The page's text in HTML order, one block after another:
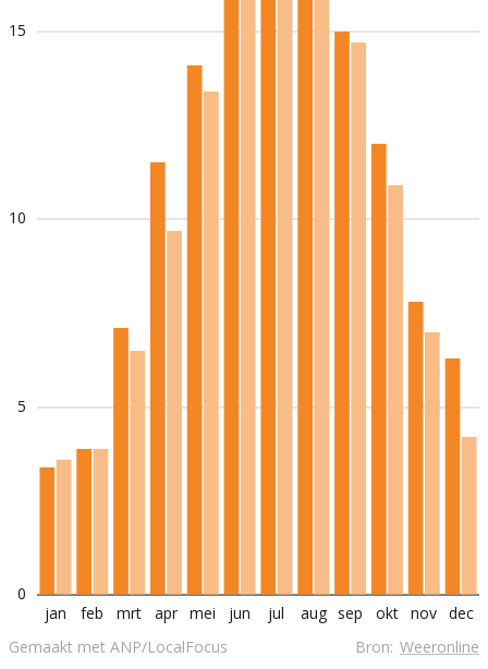
jan feb mrt apr mei jun jul aug sep okt nov dec
0
5
10
15
Bron: Weeronline
Gemaakt met ANP/LocalFocus